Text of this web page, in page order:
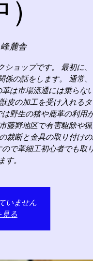
峰麓舎
ショップです。 最初に
係の話をします。 通常
は市場流通には乗らな
皮の加工を受け入れる
野生の猪や鹿革の利用
藤野地区で有害駆除や
裁断と金具の取り付けの
で革細工初心者でも取
す。
いません
見る